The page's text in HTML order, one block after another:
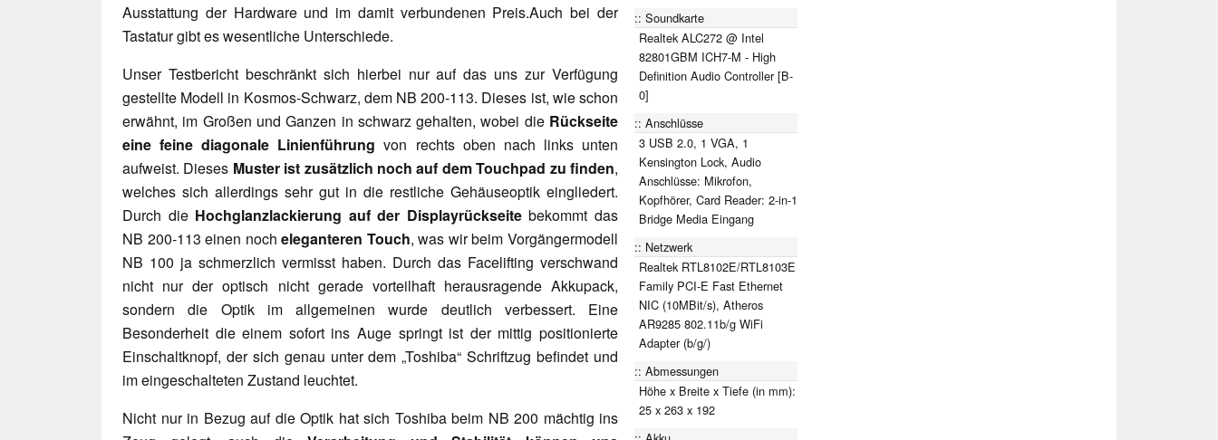
Ausstattung der Hardware und im damit verbundenen Preis.Auch bei der
Tastatur gibt es wesentliche Unterschiede.
Unser Testbericht beschränkt sich hierbei nur auf das uns zur Verfügung
gestellte Modell in Kosmos-Schwarz, dem NB 200-113. Dieses ist, wie schon
erwähnt, im Großen und Ganzen in schwarz gehalten, wobei die Rückseite
eine feine diagonale Linienführung von rechts oben nach links unten
aufweist. Dieses Muster ist zusätzlich noch auf dem Touchpad zu finden,
welches sich allerdings sehr gut in die restliche Gehäuseoptik eingliedert.
Durch die Hochglanzlackierung auf der Displayrückseitebekommt das
NB 200-113 einen nocheleganteren Touch, was wir beim Vorgängermodell
NB 100 ja schmerzlich vermisst haben. Durch das Facelifting verschwand
nicht nur der optisch nicht gerade vorteilhaft herausragende Akkupack,
sondern die Optik im allgemeinen wurde deutlich verbessert. Eine
Besonderheit die einem sofort ins Auge springt ist der mittig positionierte
Einschaltknopf, der sich genau unter dem „Toshiba“ Schriftzug befindet und
im eingeschalteten Zustand leuchtet.
Nicht nur in Bezug auf die Optik hat sich Toshiba beim NB 200 mächtig ins
Soundkarte
Realtek ALC272 @ Intel
82801GBM ICH7-M - High
Definition Audio Controller [B-
0]
Anschlüsse
3 USB 2.0, 1 VGA, 1
Kensington Lock, Audio
Anschlüsse: Mikrofon,
Kopfhörer, Card Reader: 2-in-1
Bridge Media Eingang
Netzwerk
Realtek RTL8102E/RTL8103E
Family PCI-E Fast Ethernet
NIC (10MBit/s), Atheros
AR9285 802.11b/g WiFi
Adapter (b/g/)
Abmessungen
Höhe x Breite x Tiefe (in mm):
25 x 263 x 192